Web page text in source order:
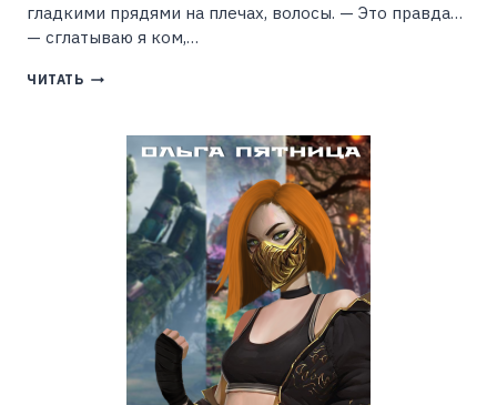
гладкими прядями на плечах, волосы. — Это правда…
— сглатываю я ком,…
ЧИТАТЬ СЛАДКИЙ
СКРОМНИЦЫ
(НАТАЛИЯ
БОГАТЕНКО)